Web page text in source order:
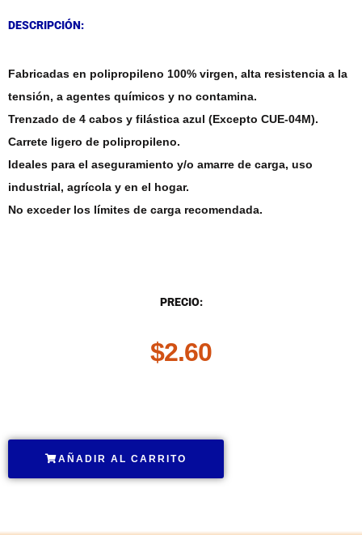
DESCRIPCIÓN:
Fabricadas en polipropileno 100% virgen, alta resistencia a la
tensión, a agentes químicos y no contamina.
Trenzado de 4 cabos y filástica azul (Excepto CUE-04M).
Carrete ligero de polipropileno.
Ideales para el aseguramiento y/o amarre de carga, uso
industrial, agrícola y en el hogar.
No exceder los límites de carga recomendada.
PRECIO:
$2.60
AÑADIR AL CARRITO